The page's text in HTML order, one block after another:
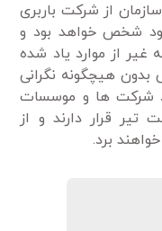
از شرکت باربری
شخص خواهد بود و
غیر از موارد یاد شده
بدون هیچگونه نگرانی
شرکت ها و موسسات
قرار دارند و از
برد.